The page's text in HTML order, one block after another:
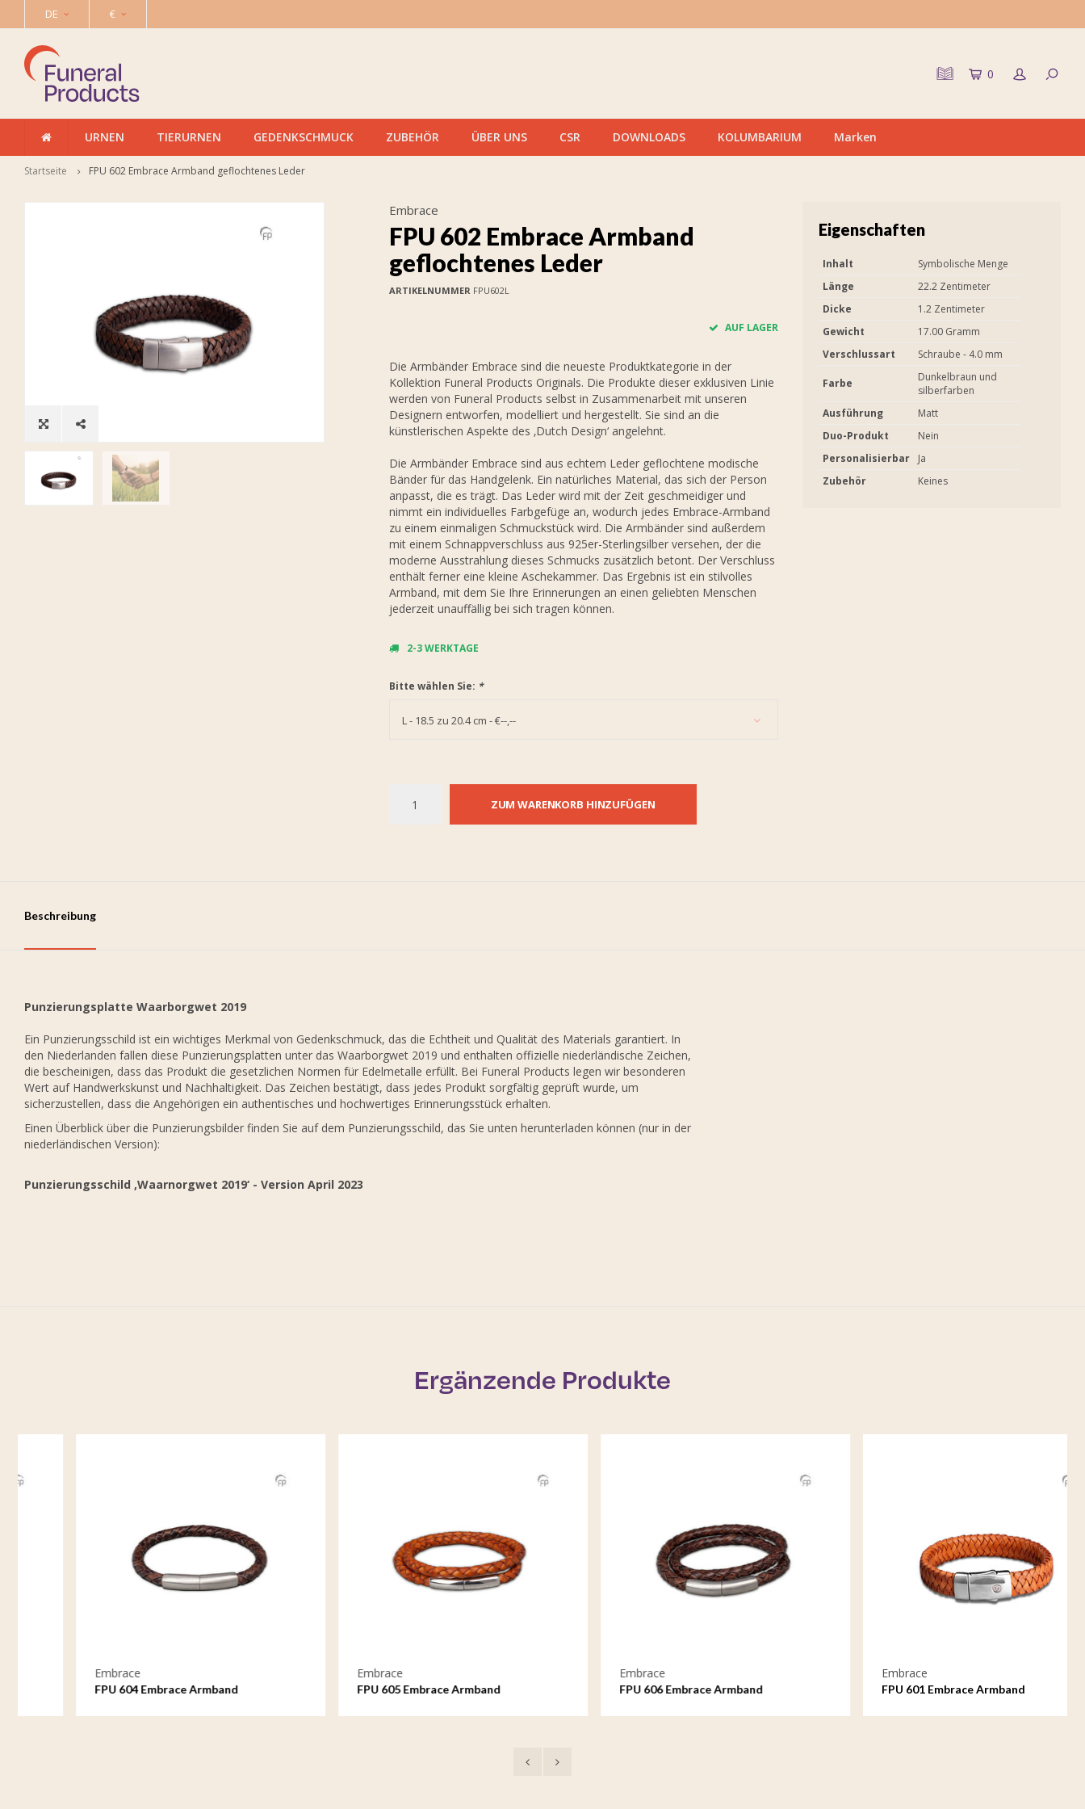
DE €
0
URNEN TIERURNEN GEDENKSCHMUCK ZUBEHÖR ÜBER UNS CSR DOWNLOADS KOLUMBARIUM Marken
Startseite FPU 602 Embrace Armband geflochtenes Leder
Embrace
FPU 602 Embrace Armband
geflochtenes Leder
ARTIKELNUMMERFPU602L
AUF LAGER
Die Armbänder Embrace sind die neueste Produktkategorie in der
Kollektion Funeral Products Originals. Die Produkte dieser exklusiven Linie
werden von Funeral Products selbst in Zusammenarbeit mit unseren
Designern entworfen, modelliert und hergestellt. Sie sind an die
künstlerischen Aspekte des ‚Dutch Design‘ angelehnt.
Die Armbänder Embrace sind aus echtem Leder geflochtene modische
Bänder für das Handgelenk. Ein natürliches Material, das sich der Person
anpasst, die es trägt. Das Leder wird mit der Zeit geschmeidiger und
nimmt ein individuelles Farbgefüge an, wodurch jedes Embrace-Armband
zu einem einmaligen Schmuckstück wird. Die Armbänder sind außerdem
mit einem Schnappverschluss aus 925er-Sterlingsilber versehen, der die
moderne Ausstrahlung dieses Schmucks zusätzlich betont. Der Verschluss
enthält ferner eine kleine Aschekammer. Das Ergebnis ist ein stilvolles
Armband, mit dem Sie Ihre Erinnerungen an einen geliebten Menschen
jederzeit unauffällig bei sich tragen können.
2-3 WERKTAGE
Bitte wählen Sie: *
L - 18.5 zu 20.4 cm - €--,--
ZUM WARENKORB HINZUFÜGEN
Eigenschaften
Inhalt
Symbolische Menge
Länge
22.2 Zentimeter
Dicke
1.2 Zentimeter
Gewicht
17.00 Gramm
Verschlussart
Schraube - 4.0 mm
Farbe
Dunkelbraun und
silberfarben
Ausführung
Matt
Duo-Produkt
Nein
Personalisierbar
Ja
Zubehör
Keines
Beschreibung
Punzierungsplatte Waarborgwet 2019
Ein Punzierungsschild ist ein wichtiges Merkmal von Gedenkschmuck, das die Echtheit und Qualität des Materials garantiert. In
den Niederlanden fallen diese Punzierungsplatten unter das Waarborgwet 2019 und enthalten offizielle niederländische Zeichen,
die bescheinigen, dass das Produkt die gesetzlichen Normen für Edelmetalle erfüllt. Bei Funeral Products legen wir besonderen
Wert auf Handwerkskunst und Nachhaltigkeit. Das Zeichen bestätigt, dass jedes Produkt sorgfältig geprüft wurde, um
sicherzustellen, dass die Angehörigen ein authentisches und hochwertiges Erinnerungsstück erhalten.
Einen Überblick über die Punzierungsbilder finden Sie auf dem Punzierungsschild, das Sie unten herunterladen können (nur in der
niederländischen Version):
Punzierungsschild ‚Waarnorgwet 2019‘ - Version April 2023
Ergänzende Produkte
FPU 604 Embrace Armband
FPU 605 Embrace Armband
FPU 606 Embrace Armband
FPU 601 Embrace Armband